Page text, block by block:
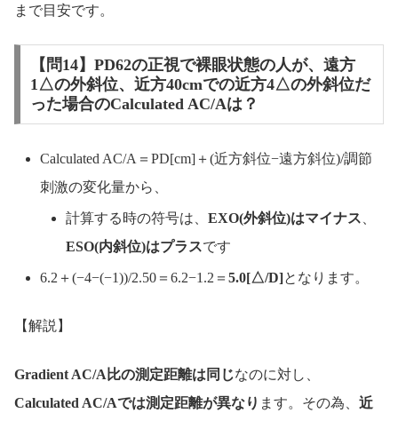
まで目安です。
【問14】PD62の正視で裸眼状態の人が、遠方
1△の外斜位、近方40cmでの近方4△の外斜位だ
った場合のCalculated AC/Aは？
Calculated AC/A＝PD[cm]＋(近方斜位−遠方斜位)/調節
刺激の変化量から、
計算する時の符号は、EXO(外斜位)はマイナス
ESO(内斜位)はプラスです
6.2＋(−4−(−1))/2.50＝6.2−1.2＝5.0[△/D]となります。
【解説】
Gradient AC/A比の測定距離は同じなのに対し、
Calculated AC/Aでは測定距離が異なり ます。その為、 近